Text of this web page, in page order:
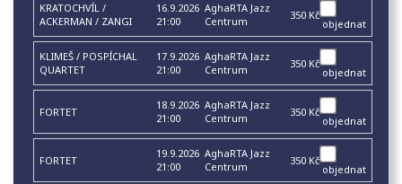
KRATOCHVÍL /
ACKERMAN / ZANGI
16.9.2026
21:00
AghaRTA Jazz
Centrum
350 Kč
objednat
KLIMEŠ / POSPÍCHAL
QUARTET
17.9.2026
21:00
AghaRTA Jazz
Centrum
350 Kč
objednat
FORTET
18.9.2026
21:00
AghaRTA Jazz
Centrum
350 Kč
objednat
FORTET
19.9.2026
21:00
AghaRTA Jazz
Centrum
350 Kč
objednat